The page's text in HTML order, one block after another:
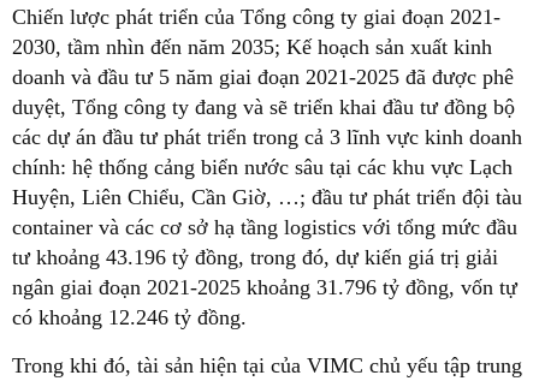
Chiến lược phát triển của Tổng công ty giai đoạn 2021-
2030, tầm nhìn đến năm 2035; Kế hoạch sản xuất kinh
doanh và đầu tư 5 năm giai đoạn 2021-2025 đã được phê
duyệt, Tổng công ty đang và sẽ triển khai đầu tư đồng bộ
các dự án đầu tư phát triển trong cả 3 lĩnh vực kinh doanh
chính: hệ thống cảng biển nước sâu tại các khu vực Lạch
Huyện, Liên Chiểu, Cần Giờ, …; đầu tư phát triển đội tàu
container và các cơ sở hạ tầng logistics với tổng mức đầu
tư khoảng 43.196 tỷ đồng, trong đó, dự kiến giá trị giải
ngân giai đoạn 2021-2025 khoảng 31.796 tỷ đồng, vốn tự
có khoảng 12.246 tỷ đồng.
Trong khi đó, tài sản hiện tại của VIMC chủ yếu tập trung